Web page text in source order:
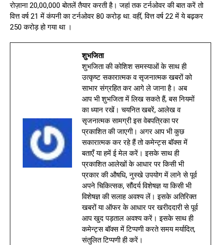
रोज़ाना 20,00,000 बोतलें तैयार करती है। जहां तक टर्नओवर की बात करें तो
वित्त वर्ष 21 में कंपनी का टर्नओवर 80 करोड़ था. वहीं, वित्त वर्ष 22 में ये बढ़कर
250 करोड़ हो गया था ।
शुभजिता
शुभजिता की कोशिश समस्याओं के साथ ही
उत्कृष्ट सकारात्मक व सृजनात्मक खबरों को
साभार संग्रहित कर आगे ले जाना है। अब
आप भी शुभजिता में लिख सकते हैं, बस नियमों
का ध्यान रखें। चयनित खबरें, आलेख व
सृजनात्मक सामग्री इस वेबपत्रिका पर
प्रकाशित की जाएगी। अगर आप भी कुछ
सकारात्मक कर रहे हैं तो कमेन्ट्स बॉक्स में
बताएँ या हमें ई मेल करें। इसके साथ ही
प्रकाशित आलेखों के आधार पर किसी भी
प्रकार की औषधि, नुस्खे उपयोग में लाने से पूर्व
अपने चिकित्सक, सौंदर्य विशेषज्ञ या किसी भी
विशेषज्ञ की सलाह अवश्य लें। इसके अतिरिक्त
खबरों या ऑफर के आधार पर खरीददारी से पूर्व
आप खुद पड़ताल अवश्य करें। इसके साथ ही
कमेन्ट्स बॉक्स में टिप्पणी करते समय मर्यादित,
संतुलित टिप्पणी ही करें।